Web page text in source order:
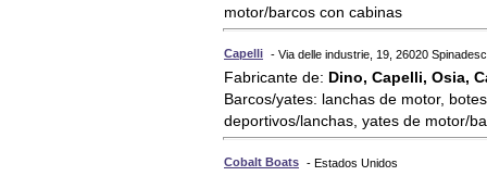
motor/barcos con cabinas
Capelli - Via delle industrie, 19, 26020
Fabricante de: Dino, Capelli, Osia,
Barcos/yates: lanchas de motor,
deportivos/lanchas, yates de motor/
Cobalt Boats - Estados Unidos